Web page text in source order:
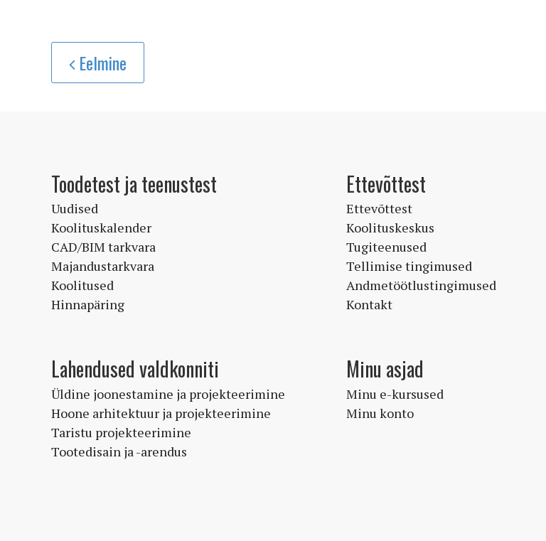
Eelmine
Toodetest ja teenustest
Uudised
Koolituskalender
CAD/BIM tarkvara
Majandustarkvara
Koolitused
Hinnapäring
Lahendused valdkonniti
Üldine joonestamine ja projekteerimine
Hoone arhitektuur ja projekteerimine
Taristu projekteerimine
Tootedisain ja -arendus
Ettevõttest
Ettevõttest
Koolituskeskus
Tugiteenused
Tellimise tingimused
Andmetöötlustingimused
Kontakt
Minu asjad
Minu e-kursused
Minu konto